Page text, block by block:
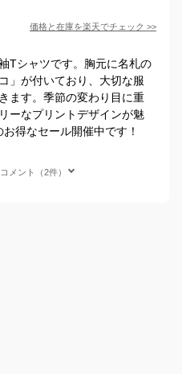
価格と在庫を楽天でチェック >>
Tシャツです。胸元に名札の
」が付いており、大切な服
ます。季節の変わり目に重
ーなプリントデザインが魅
得なセール開催中です！
メント（2件）